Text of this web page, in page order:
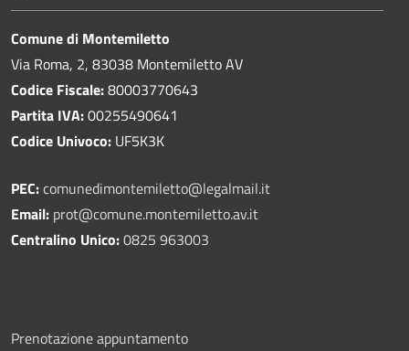
Comune di Montemiletto
Via Roma, 2, 83038 Montemiletto AV
Codice Fiscale:80003770643
Partita IVA:00255490641
Codice Univoco: UF5K3K
PEC:comunedimontemiletto@legalmail.it
Email: prot@comune.montemiletto.av.it
Centralino Unico:0825 963003
Prenotazione appuntamento